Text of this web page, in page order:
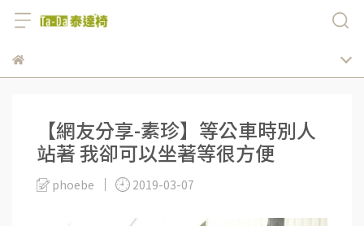
【網友分享-素珍】等公車時別人
站著 我卻可以坐著等很方便
phoebe 2019-03-07